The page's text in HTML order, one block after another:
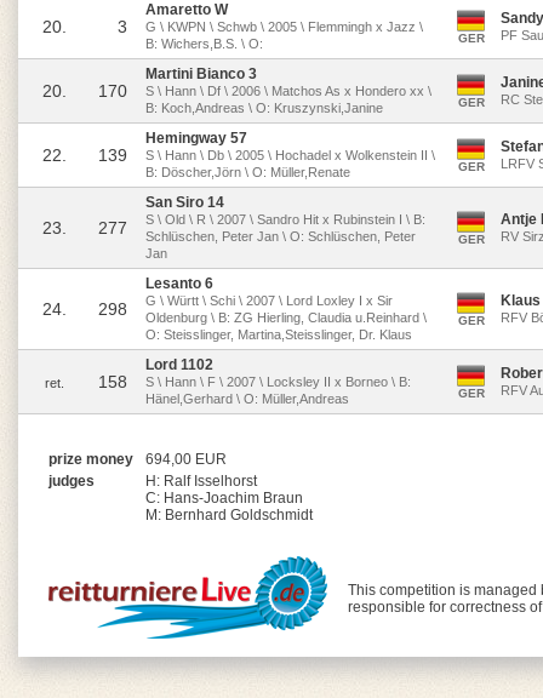
20. 3
Amaretto W
G \ KWPN \ Schwb \ 2005 \ Flemmingh x Jazz \
B: Wichers,B.S. \ O:
GER PF
20. 170
Martini Bianco 3
S \ Hann \ Df \ 2006 \ Matchos As x Hondero xx \
B: Koch,Andreas \ O: Kruszynski,Janine
GER RC
22. 139
Hemingway 57
S \ Hann \ Db \ 2005 \ Hochadel x Wolkenstein II \
B: Döscher,Jörn \ O: Müller,Renate
GER LRFV
23. 277
San Siro 14
S \ Old \ R \ 2007 \ Sandro Hit x Rubinstein I \ B:
Schlüschen, Peter Jan \ O: Schlüschen, Peter
Jan
GER
Antje
RV
24. 298
Lesanto 6
G \ Württ \ Schi \ 2007 \ Lord Loxley I x Sir
Oldenburg \ B: ZG Hierling, Claudia u.Reinhard \
O: Steisslinger, Martina,Steisslinger, Dr. Klaus
GER RFV
ret. 158
Lord 1102
S \ Hann \ F \ 2007 \ Locksley II x Borneo \ B:
Hänel,Gerhard \ O: Müller,Andreas
GER RFV
prize money
694,00 EUR
judges
H: Ralf Isselhorst
C: Hans-Joachim Braun
M: Bernhard Goldschmidt
This competition is managed
responsible for correctness